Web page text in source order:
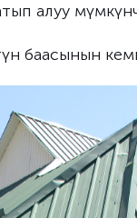
алуу
баасынын